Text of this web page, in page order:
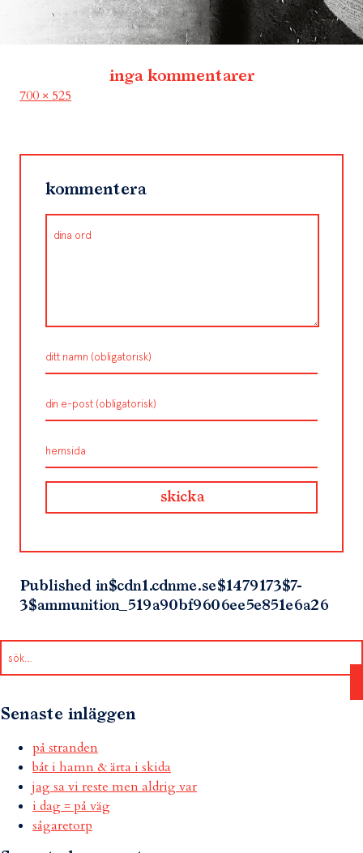
inga kommentarer
Full
700 × 525
kommentera
Published in$cdn1.cdnme.se$1479173$7-
3$ammunition_519a90bf9606ee5e851e6a26
Senaste inläggen
på stranden
båt i hamn & ärta i skida
jag sa vi reste men aldrig var
i dag = på väg
sågaretorp